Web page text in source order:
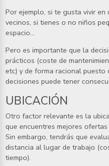
Por ejemplo, si te gusta vivir en
vecinos, si tienes o no niños
espacio…
Pero es importante que la
prácticos (coste de
etc) y de forma racional
decisiones puede tener
UBICACIÓN
Otro factor relevante es la
que encuentres mejores
Sin embargo, tendrás que
distancia al lugar de trabajo
tiempo).